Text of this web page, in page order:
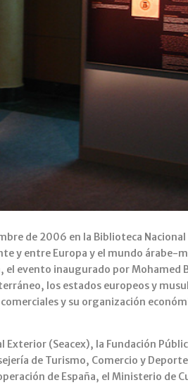
de 2006 en la Biblioteca Nacional
y entre Europa y el mundo árabe-
el evento inaugurado por Mohamed
los estados europeos y
y su organización
(Seacex), la Fundación
de Turismo, Comercio y
de España, el Ministerio de